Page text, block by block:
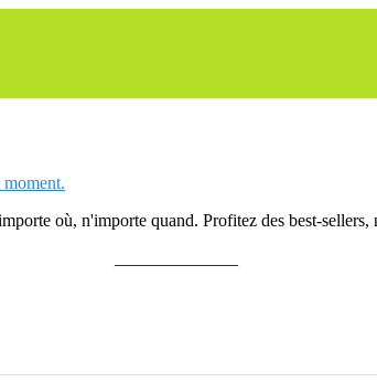
où, n'importe quand. Profitez des best-sellers,